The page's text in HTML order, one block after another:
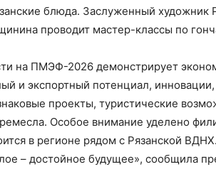
блюда. Заслуженный художник
проводит мастер-классы по
на ПМЭФ-2026 демонстрирует
и экспортный потенциал,
проекты, туристические
Особое внимание уделено
в регионе рядом с Рязанской
– достойное будущее», сообщила